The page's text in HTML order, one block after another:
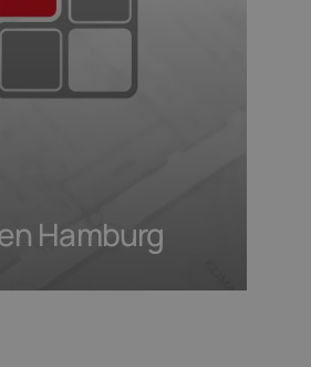
Hamburg